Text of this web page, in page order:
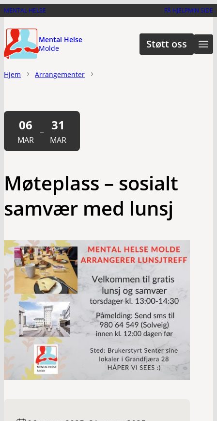
Hopp
hovedinnhold
MENTAL HELSE FÅ HJELPMIN SIDE
Mental Helse
Molde
Støtt oss
Hjem Arrangementer
06
MAR
– 31
MAR
Møteplass – sosialt
samvær med lunsj